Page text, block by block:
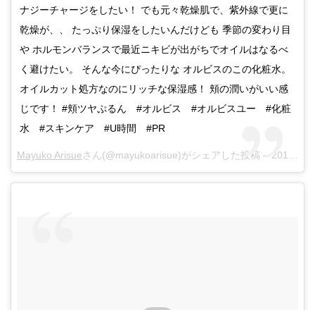
ナジーチャージをしたい！ でも元々乾燥肌で、紫外線で更に
乾燥が、、 たっぷり保湿をしたいんだけども 季節の変わり目
や ホルモンバランスで最近ニキビが出がちでオイルはなるべ
く避けたい。 そんな今にぴったりな オルビスのこの化粧水。
オイルカット処方なのにリッチな保湿感！ 頬の潤いがいい感
じです！ #頬ツヤぷるん #オルビス #オルビスユー #化粧
水 #スキンケア #U時間 #PR
Mayuko Arisueさん(@mayukoarisue)がシェアした投稿 – 2018年 4月月6日午前2時04分PDT